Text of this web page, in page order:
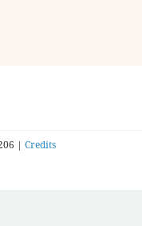
| Credits